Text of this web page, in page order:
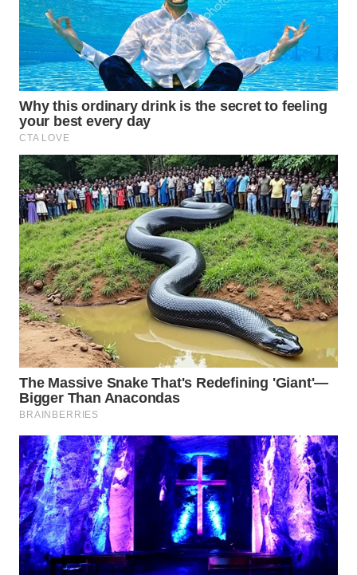
MAJALENGKA
WN
SUBANG
WN
SUKABUMI
WN
PURWAKARTA
WN
PRIANGAN
TIMUR
WN
SEMARANG
WN
SOLO
WN
BOROBUDUR
WN
MADURA
WN
SURABAYA